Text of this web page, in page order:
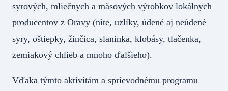
syrových, mliečnych a mäsových výrobkov lokálnych
producentov z Oravy (nite, uzlíky, údené aj neúdené
syry, oštiepky, žinčica, slaninka, klobásy, tlačenka,
zemiakový chlieb a mnoho ďalšieho).
Vďaka týmto aktivitám a sprievodnému programu